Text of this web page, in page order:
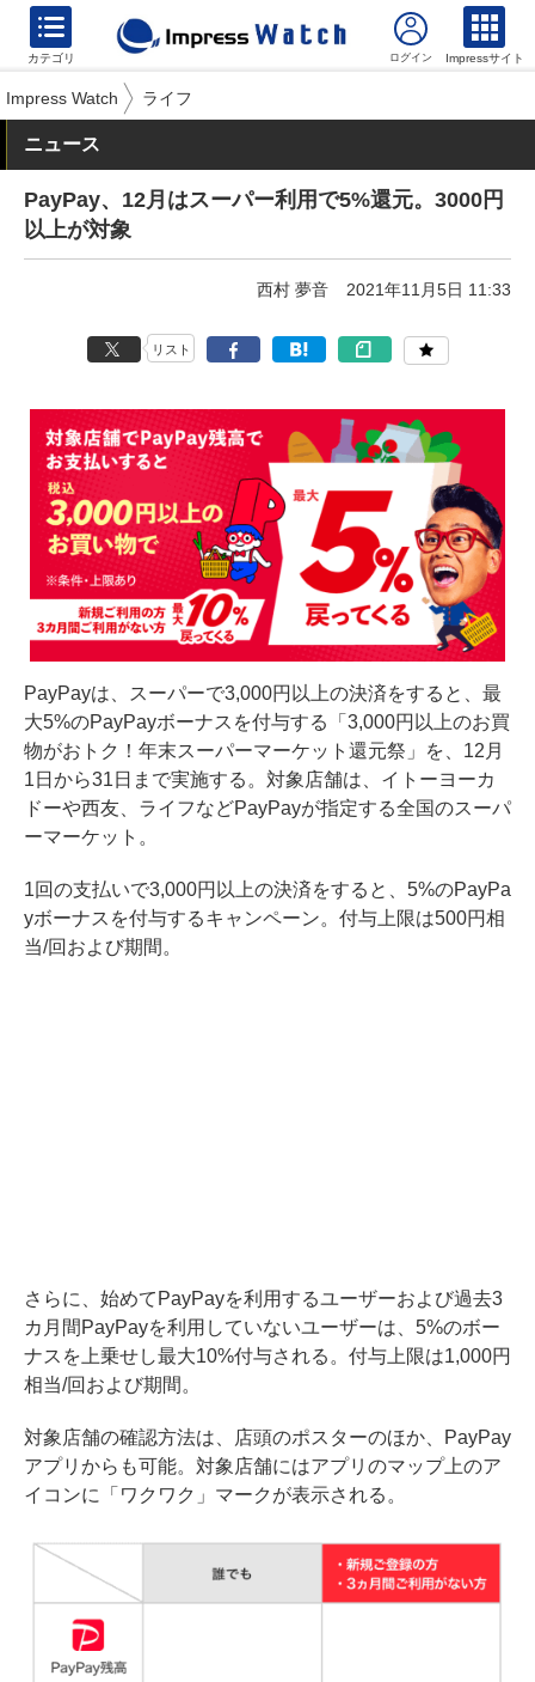
カテゴリ Impressサイト
Impress Watch ライフ
ニュース
PayPay、12月はスーパー利用で5%還元。3000円
以上が対象
西村 夢音 2021年11月5日 11:33
リスト
PayPayは、スーパーで3,000円以上の決済をすると、最
大5%のPayPayボーナスを付与する「3,000円以上のお買
物がおトク！年末スーパーマーケット還元祭」を、12月
1日から31日まで実施する。対象店舗は、イトーヨーカ
ドーや西友、ライフなどPayPayが指定する全国のスーパ
ーマーケット。
1回の支払いで3,000円以上の決済をすると、5%のPayPa
yボーナスを付与するキャンペーン。付与上限は500円相
当/回および期間。
さらに、始めてPayPayを利用するユーザーおよび過去3
カ月間PayPayを利用していないユーザーは、5%のボー
ナスを上乗せし最大10%付与される。付与上限は1,000円
相当/回および期間。
対象店舗の確認方法は、店頭のポスターのほか、PayPay
アプリからも可能。対象店舗にはアプリのマップ上のア
イコンに「ワクワク」マークが表示される。